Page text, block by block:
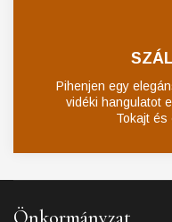
Pihenjen egy
vidéki hangulatot
Tokajt
Önkormányzat